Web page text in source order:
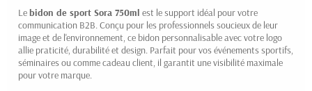
Lebidon de sport Sora 750ml est le support idéal pour votre
communication B2B. Conçu pour les professionnels soucieux de leur
image et de l'environnement, ce bidon personnalisable avec votre logo
allie praticité, durabilité et design. Parfait pour vos événements sportifs,
séminaires ou comme cadeau client, il garantit une visibilité maximale
pour votre marque.